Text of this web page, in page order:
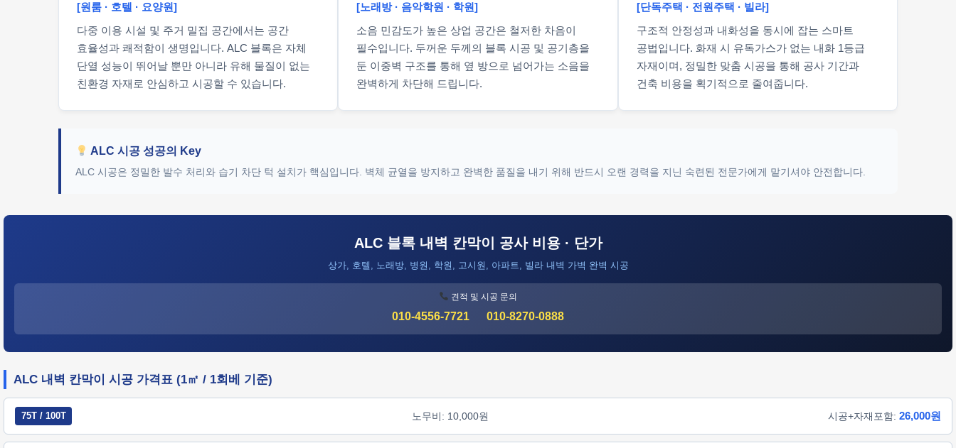
[원룸 · 호텔 · 요양원]
다중 이용 시설 및 주거 밀집 공간에서는 공간
효율성과 쾌적함이 생명입니다. ALC 블록은 자체
단열 성능이 뛰어날 뿐만 아니라 유해 물질이 없는
친환경 자재로 안심하고 시공할 수 있습니다.
[노래방 · 음악학원 · 학원]
소음 민감도가 높은 상업 공간은 철저한 차음이
필수입니다. 두꺼운 두께의 블록 시공 및 공기층을
둔 이중벽 구조를 통해 옆 방으로 넘어가는 소음을
완벽하게 차단해 드립니다.
[단독주택 · 전원주택 · 빌라]
구조적 안정성과 내화성을 동시에 잡는 스마트
공법입니다. 화재 시 유독가스가 없는 내화 1등급
자재이며, 정밀한 맞춤 시공을 통해 공사 기간과
건축 비용을 획기적으로 줄여줍니다.
ALC 시공 성공의 Key
ALC 시공은 정밀한 발수 처리와 습기 차단 턱 설치가 핵심입니다. 벽체 균열을 방지하고 완벽한 품질을 내기 위해 반드시 오랜 경력을 지닌 숙련된 전문가에게 맡기셔야 안전합니다.
ALC 블록 내벽 칸막이 공사 비용 · 단가
상가, 호텔, 노래방, 병원, 학원, 고시원, 아파트, 빌라 내벽 가벽 완벽 시공
견적 및 시공 문의
010-4556-7721 010-8270-0888
ALC 내벽 칸막이 시공 가격표 (1㎡ / 1회베 기준)
75T / 100T 노무비: 10,000원 시공+자재포함: 26,000원